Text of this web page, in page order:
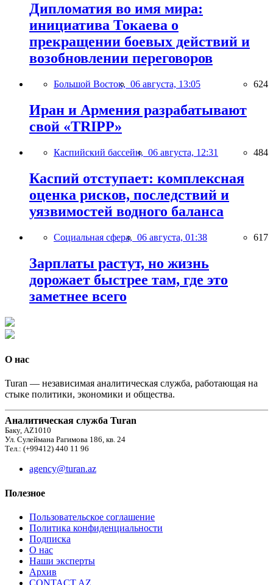
Дипломатия во имя мира:
инициатива Токаева о
прекращении боевых действий и
возобновлении переговоров
Большой Восток, 06 августа, 13:05 624
Иран и Армения разрабатывают
свой «TRIPP»
Каспийский бассейн, 06 августа, 12:31 484
Каспий отступает: комплексная
оценка рисков, последствий и
уязвимостей водного баланса
Социальная сфера, 06 августа, 01:38 617
Зарплаты растут, но жизнь
дорожает быстрее там, где это
заметнее всего
О нас
Turan — независимая аналитическая служба, работающая на
стыке политики, экономики и общества.
Аналитическая служба Turan
Баку, AZ1010
Ул. Сулеймана Рагимова 186, кв. 24
Тел.: (+99412) 440 11 96
agency@turan.az
Полезное
Пользовательское соглашение
Политика конфиденциальности
Подписка
О нас
Наши эксперты
Архив
CONTACT AZ